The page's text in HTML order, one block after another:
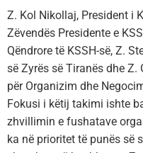
Z. Kol Nikollaj, President i
Zëvendës Presidente e
Qëndrore të KSSH-së, Z.
së Zyrës së Tiranës dhe
për Organizim dhe
Fokusi i këtij takimi ishte
zhvillimin e fushatave
ka në prioritet të punës së